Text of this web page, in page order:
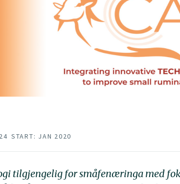
START: JAN 2020
tilgjengelig for småfenæringa med